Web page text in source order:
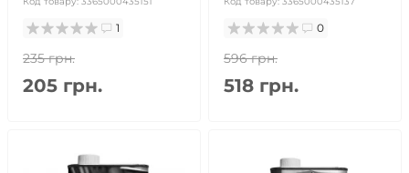
1
235 грн.
205 грн.
0
596 грн.
518 грн.